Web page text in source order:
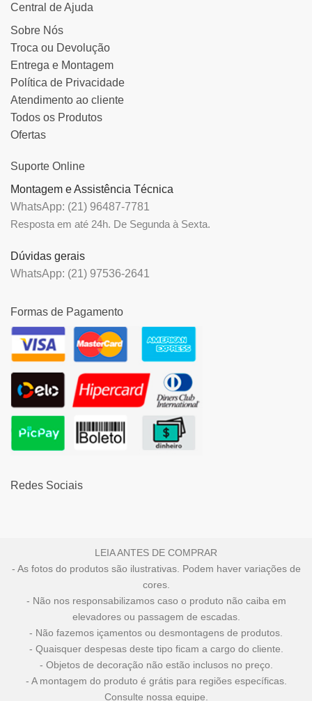
Central de Ajuda
Sobre Nós
Troca ou Devolução
Entrega e Montagem
Política de Privacidade
Atendimento ao cliente
Todos os Produtos
Ofertas
Suporte Online
Montagem e Assistência Técnica
WhatsApp: (21) 96487-7781
Resposta em até 24h. De Segunda à Sexta.
Dúvidas gerais
WhatsApp: (21) 97536-2641
Formas de Pagamento
Redes Sociais
LEIA ANTES DE COMPRAR
- As fotos do produtos são ilustrativas. Podem haver variações de
cores.
- Não nos responsabilizamos caso o produto não caiba em
elevadores ou passagem de escadas.
- Não fazemos içamentos ou desmontagens de produtos.
- Quaisquer despesas deste tipo ficam a cargo do cliente.
- Objetos de decoração não estão inclusos no preço.
- A montagem do produto é grátis para regiões específicas.
Consulte nossa equipe.